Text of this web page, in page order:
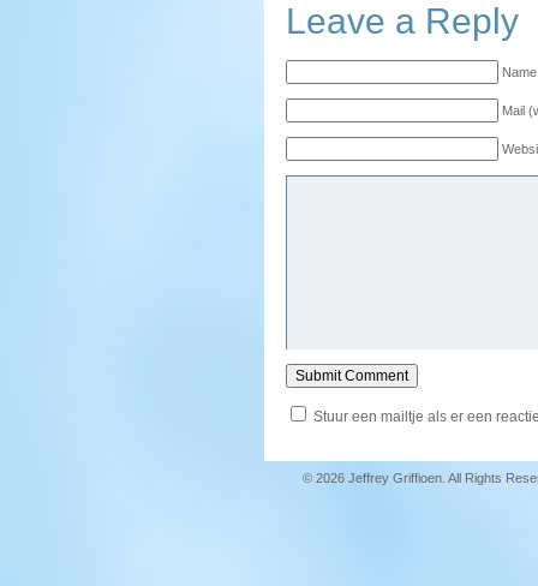
Leave a Reply
Mail
Stuur een mailtje als er een
© 2026 Jeffrey Griffioen. All Rights